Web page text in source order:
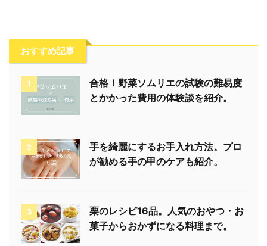
おすすめ記事
1
合格！野菜ソムリエの試験の難易度
とかかった費用の体験談を紹介。
2
手を綺麗にするお手入れ方法。プロ
が勧める手の甲のケアも紹介。
3
栗のレシピ16品。人気のおやつ・お
菓子からおかずになる料理まで。